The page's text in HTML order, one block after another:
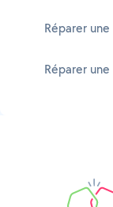
Réparer
Réparer